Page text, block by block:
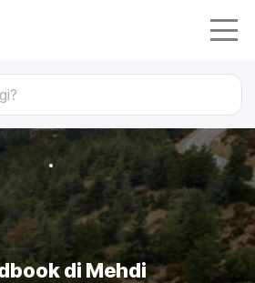
di Mehdi